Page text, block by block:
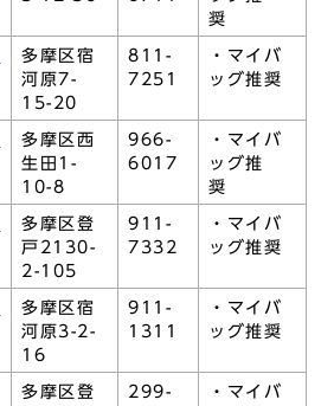
奨
多摩区宿
河原7-
15-20
811-
7251
・マイバ
ッグ推奨
多摩区西
生田1-
10-8
966-
6017
・マイバ
ッグ推
奨
多摩区登
戸2130-
2-105
911-
7332
・マイバ
ッグ推奨
多摩区宿
河原3-2-
16
911-
1311
・マイバ
ッグ推奨
多摩区登
299-
・マイバ